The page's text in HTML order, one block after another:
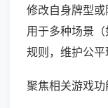
修改自身牌型
用于多种场景
规则，维护公平
聚焦相关游戏功